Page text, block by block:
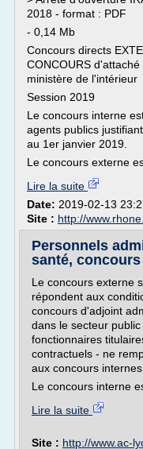
2018 - format : PDF
- 0,14 Mb
Concours directs
CONCOURS
ministère de l'intérieur
Session 2019
Le concours interne
agents publics
au 1er janvier 2019.
Le concours externe
Lire la suite
Date: 2019-02-13
Site : http://
Personnels
santé, concours
Le concours externe
répondent aux
concours d'adjoint
dans le secteur
fonctionnaires
contractuels - ne
aux concours internes.
Le concours interne
Lire la suite
Site : http://www.ac-